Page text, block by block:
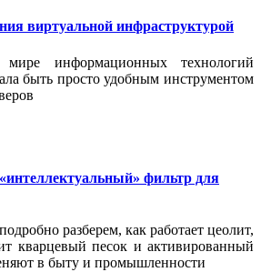
виртуальной инфраструктурой
информационных технологий
быть просто удобным инструментом
фильтр для
разберем, как работает цеолит,
кварцевый песок и активированный
в быту и промышленности